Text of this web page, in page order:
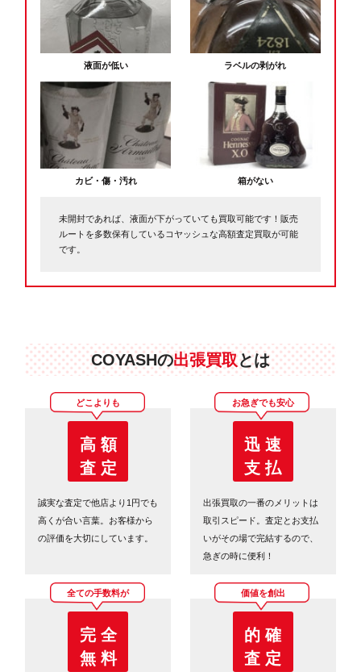
液面が低い ラベルの剥がれ
カビ・傷・汚れ 箱がない
未開封であれば、液面が下がっていても買取可能です！販売
ルートを多数保有しているコヤッシュな高額査定買取が可能
です。
COYASHの出張買取とは
どこよりも
高 額
査 定
誠実な査定で他店より1円でも
高くが合い言葉。お客様から
の評価を大切にしています。
お急ぎでも安心
迅 速
支 払
出張買取の一番のメリットは
取引スピード。査定とお支払
いがその場で完結するので、
急ぎの時に便利！
全ての手数料が
完 全
無 料
価値を創出
的 確
査 定